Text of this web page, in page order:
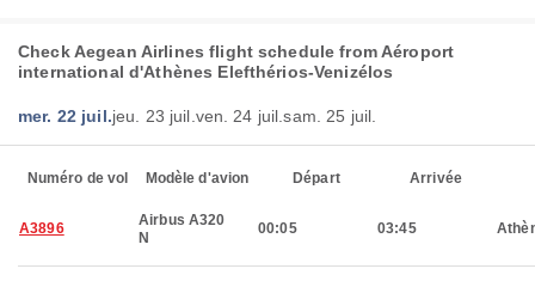
Check Aegean Airlines flight schedule from Aéroport
international d'Athènes Elefthérios-Venizélos
mer. 22 juil.jeu. 23 juil. ven. 24 juil.sam. 25 juil.
Numéro de vol Modèle d'avion Départ Arrivée
A3896
Airbus A320
N
00:05 03:45